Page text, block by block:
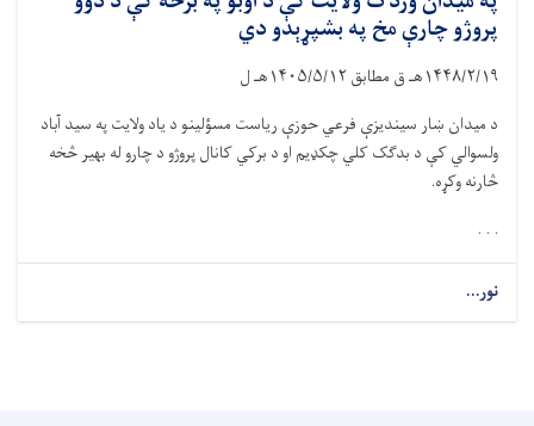
پروژو چارې مخ په بشپړېدو دي
۱۴۴۸/۲/۱۹هـ ق مطابق ۱۴۰۵/۵/۱۲هـ ل
د میدان ښار سیندیزې فرعي حوزې ریاست مسؤلینو د یاد ولایت په سید آباد
ولسوالي کې د بدګک کلي چکډیم او د برکي کانال پروژو د چارو له بهیر څخه
څارنه وکړه.
. . .
نور...